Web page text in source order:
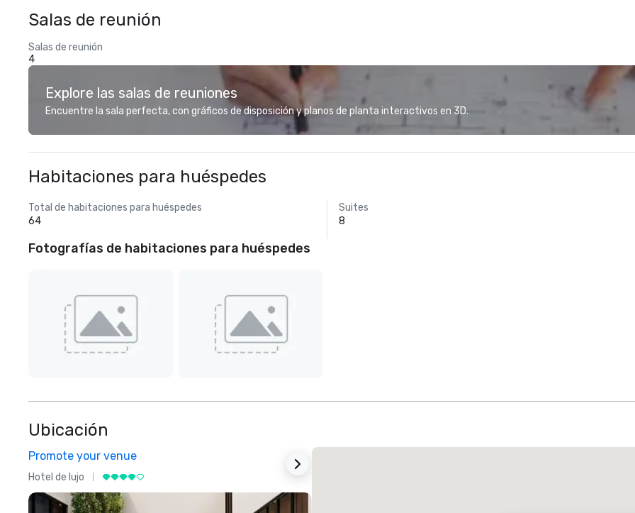
Salas de reunión
Salas de reunión
4
Explore las salas de reuniones
Encuentre la sala perfecta, con gráficos de disposición y planos de planta interactivos en 3D.
Habitaciones para huéspedes
Total de habitaciones para huéspedes
64
Suites
8
Fotografías de habitaciones para huéspedes
Ubicación
Promote your venue
Hotel de lujo